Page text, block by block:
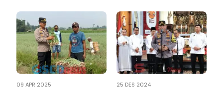
09 APR 2025 25 DES 2024